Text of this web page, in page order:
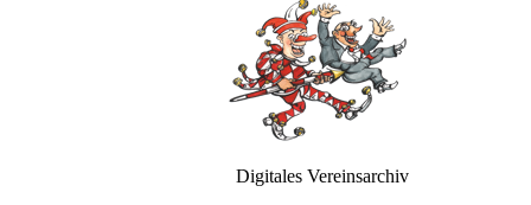
Digitales Vereinsarchiv